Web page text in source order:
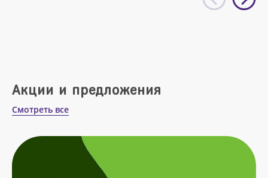
Акции и предложения
Смотреть все